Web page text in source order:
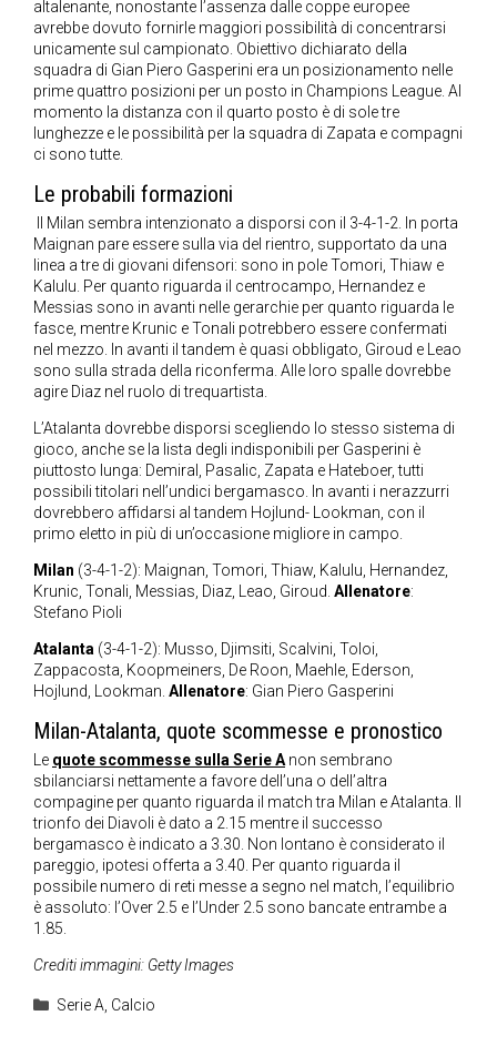
altalenante, nonostante l’assenza dalle coppe europee
avrebbe dovuto fornirle maggiori possibilità di concentrarsi
unicamente sul campionato. Obiettivo dichiarato della
squadra di Gian Piero Gasperini era un posizionamento nelle
prime quattro posizioni per un posto in Champions League. Al
momento la distanza con il quarto posto è di sole tre
lunghezze e le possibilità per la squadra di Zapata e compagni
ci sono tutte.
Le probabili formazioni
Il Milan sembra intenzionato a disporsi con il 3-4-1-2. In porta
Maignan pare essere sulla via del rientro, supportato da una
linea a tre di giovani difensori: sono in pole Tomori, Thiaw e
Kalulu. Per quanto riguarda il centrocampo, Hernandez e
Messias sono in avanti nelle gerarchie per quanto riguarda le
fasce, mentre Krunic e Tonali potrebbero essere confermati
nel mezzo. In avanti il tandem è quasi obbligato, Giroud e Leao
sono sulla strada della riconferma. Alle loro spalle dovrebbe
agire Diaz nel ruolo di trequartista.
L’Atalanta dovrebbe disporsi scegliendo lo stesso sistema di
gioco, anche se la lista degli indisponibili per Gasperini è
piuttosto lunga: Demiral, Pasalic, Zapata e Hateboer, tutti
possibili titolari nell’undici bergamasco. In avanti i nerazzurri
dovrebbero affidarsi al tandem Hojlund- Lookman, con il
primo eletto in più di un’occasione migliore in campo.
Milan (3-4-1-2): Maignan, Tomori, Thiaw, Kalulu, Hernandez,
Krunic, Tonali, Messias, Diaz, Leao, Giroud. Allenatore:
Stefano Pioli
Atalanta (3-4-1-2): Musso, Djimsiti, Scalvini, Toloi,
Zappacosta, Koopmeiners, De Roon, Maehle, Ederson,
Hojlund, Lookman. Allenatore: Gian Piero Gasperini
Milan-Atalanta, quote scommesse e pronostico
Le quote scommesse sulla Serie Anon sembrano
sbilanciarsi nettamente a favore dell’una o dell’altra
compagine per quanto riguarda il match tra Milan e Atalanta. Il
trionfo dei Diavoli è dato a 2.15 mentre il successo
bergamasco è indicato a 3.30. Non lontano è considerato il
pareggio, ipotesi offerta a 3.40. Per quanto riguarda il
possibile numero di reti messe a segno nel match, l’equilibrio
è assoluto: l’Over 2.5 e l’Under 2.5 sono bancate entrambe a
1.85.
Crediti immagini: Getty Images
Categorie
Serie A, Calcio